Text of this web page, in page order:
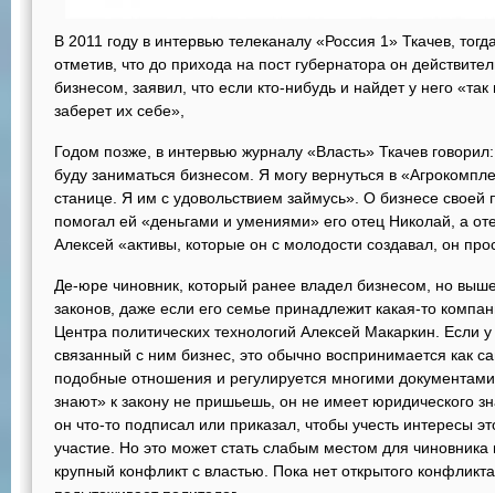
В 2011 году в интервью телеканалу «Россия 1» Ткачев,
отметив, что до прихода на пост губернатора он
бизнесом, заявил, что если кто-нибудь и найдет у него
заберет их себе»,
Годом позже, в интервью журналу «Власть» Ткачев
буду заниматься бизнесом. Я могу вернуться в
станице. Я им с удовольствием займусь». О бизнесе
помогал ей «деньгами и умениями» его отец Николай, а
Алексей «активы, которые он с молодости создавал, он
Де-юре чиновник, который ранее владел бизнесом, но
законов, даже если его семье принадлежит какая-то
Центра политических технологий Алексей Макаркин. Если
связанный с ним бизнес, это обычно воспринимается как
подобные отношения и регулируется многими
знают» к закону не пришьешь, он не имеет юридического
он что-то подписал или приказал, чтобы учесть интересы
участие. Но это может стать слабым местом для чиновника
крупный конфликт с властью. Пока нет открытого